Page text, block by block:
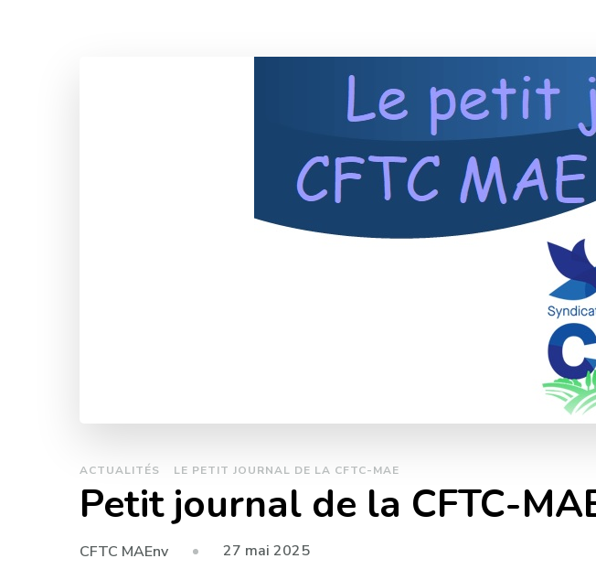
ACTUALITÉS LE PETIT JOURNAL DE LA CFTC-MAE
Petit journal de la CFTC-
CFTC MAEnv 27 mai 2025